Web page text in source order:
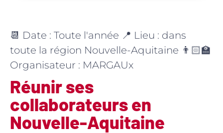
📆 Date : Toute l'année 📍 Lieu : dans
toute la région Nouvelle-Aquitaine 👨🏻‍🏫
Organisateur : MARGAUx
Réunir ses
collaborateurs en
Nouvelle-Aquitaine